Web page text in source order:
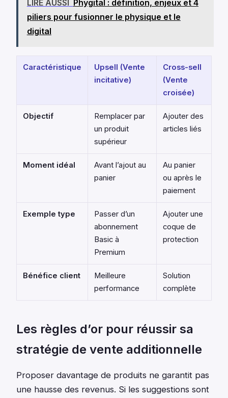
LIRE AUSSI
Phygital : définition, enjeux et 4
piliers pour fusionner le physique et le
digital
Caractéristique
Upsell (Vente
incitative)
Cross-sell
(Vente
croisée)
Objectif
Remplacer par
un produit
supérieur
Ajouter des
articles liés
Moment idéal
Avant l’ajout au
panier
Au panier
ou après le
paiement
Exemple type
Passer d’un
abonnement
Basic à
Premium
Ajouter une
coque de
protection
Bénéfice client
Meilleure
performance
Solution
complète
Les règles d’or pour réussir sa
stratégie de vente additionnelle
Proposer davantage de produits ne garantit pas
une hausse des revenus. Si les suggestions sont